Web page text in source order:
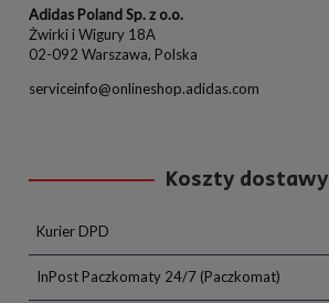
Adidas Poland Sp. z o.o.
Żwirki i Wigury 18A
02-092 Warszawa, Polska
serviceinfo@onlineshop.adidas.com
Koszty dostawy
Kurier DPD
InPost Paczkomaty 24/7(Paczkomat)